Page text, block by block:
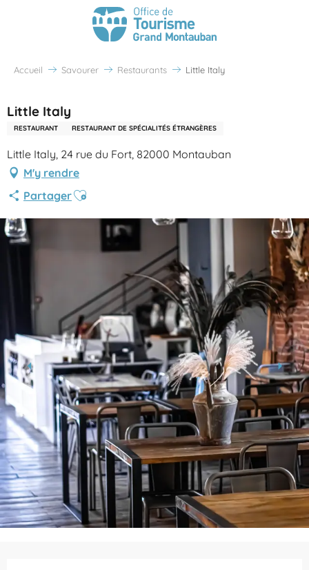
Accueil Savourer Restaurants Little Italy
Little Italy
RESTAURANT RESTAURANT DE SPÉCIALITÉS ÉTRANGÈRES
Little Italy, 24 rue du Fort, 82000 Montauban
M'y rendre
PartagerAjouter aux favoris